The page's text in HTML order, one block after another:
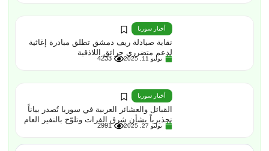
أخبار سوريا
نقابة صيادلة ريف دمشق تطلق مبادرة إغاثية
لدعم متضرري حرائق اللاذقية
يوليو 11, 2025 4233
أخبار سوريا
القبائل والعشائر العربية في سوريا تُصدر بياناً
تحذيرياً بشأن شرق الفرات وتلوّح بالنفير العام
يوليو 27, 2025 2991